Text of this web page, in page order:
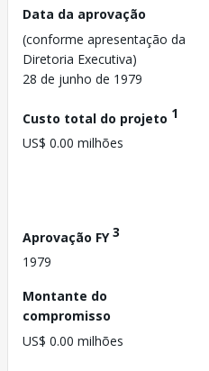
Data da aprovação
(conforme apresentação da
Diretoria Executiva)
28 de junho de 1979
Custo total do projeto 1
US$ 0.00 milhões
Aprovação FY3
1979
Montante do
compromisso
US$ 0.00 milhões